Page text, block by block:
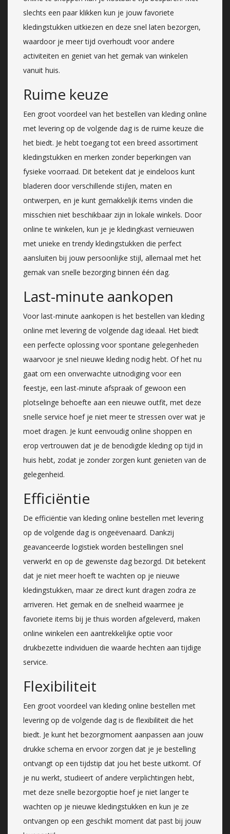
slechts een paar klikken kun je jouw favoriete
kledingstukken uitkiezen en deze snel laten bezorgen,
waardoor je meer tijd overhoudt voor andere
activiteiten en geniet van het gemak van winkelen
vanuit huis.
Ruime keuze
Een groot voordeel van het bestellen van kleding online
met levering op de volgende dag is de ruime keuze die
het biedt. Je hebt toegang tot een breed assortiment
kledingstukken en merken zonder beperkingen van
fysieke voorraad. Dit betekent dat je eindeloos kunt
bladeren door verschillende stijlen, maten en
ontwerpen, en je kunt gemakkelijk items vinden die
misschien niet beschikbaar zijn in lokale winkels. Door
online te winkelen, kun je je kledingkast vernieuwen
met unieke en trendy kledingstukken die perfect
aansluiten bij jouw persoonlijke stijl, allemaal met het
gemak van snelle bezorging binnen één dag.
Last-minute aankopen
Voor last-minute aankopen is het bestellen van kleding
online met levering de volgende dag ideaal. Het biedt
een perfecte oplossing voor spontane gelegenheden
waarvoor je snel nieuwe kleding nodig hebt. Of het nu
gaat om een onverwachte uitnodiging voor een
feestje, een last-minute afspraak of gewoon een
plotselinge behoefte aan een nieuwe outfit, met deze
snelle service hoef je niet meer te stressen over wat je
moet dragen. Je kunt eenvoudig online shoppen en
erop vertrouwen dat je de benodigde kleding op tijd in
huis hebt, zodat je zonder zorgen kunt genieten van de
gelegenheid.
Efficiëntie
De efficiëntie van kleding online bestellen met levering
op de volgende dag is ongeëvenaard. Dankzij
geavanceerde logistiek worden bestellingen snel
verwerkt en op de gewenste dag bezorgd. Dit betekent
dat je niet meer hoeft te wachten op je nieuwe
kledingstukken, maar ze direct kunt dragen zodra ze
arriveren. Het gemak en de snelheid waarmee je
favoriete items bij je thuis worden afgeleverd, maken
online winkelen een aantrekkelijke optie voor
drukbezette individuen die waarde hechten aan tijdige
service.
Flexibiliteit
Een groot voordeel van kleding online bestellen met
levering op de volgende dag is de flexibiliteit die het
biedt. Je kunt het bezorgmoment aanpassen aan jouw
drukke schema en ervoor zorgen dat je je bestelling
ontvangt op een tijdstip dat jou het beste uitkomt. Of
je nu werkt, studieert of andere verplichtingen hebt,
met deze snelle bezorgoptie hoef je niet langer te
wachten op je nieuwe kledingstukken en kun je ze
ontvangen op een geschikt moment dat past bij jouw